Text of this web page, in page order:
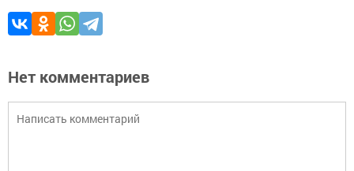
Нет комментариев